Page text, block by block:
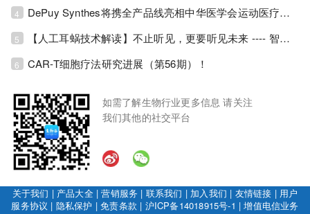
4 DePuy Synthes将携全产品线亮相中华医学会运动医疗分会大会，加码布局中国运动医学创新赛道！
5 【人工耳蜗技术解读】不止听见，更要听见未来 ---- 智能耳蜗，开启人工耳蜗技术新纪元！
6 CAR-T细胞疗法研究进展（第56期）！
如需了解生物行业更多信息 请关注
我们其他的社交平台
关于我们 | 产品大全|营销服务 | 联系我们 | 加入我们 | 友情链接 | 用户
服务协议 | 隐私保护 |免责条款 | 沪ICP备14018915号-1 |增值电信业务